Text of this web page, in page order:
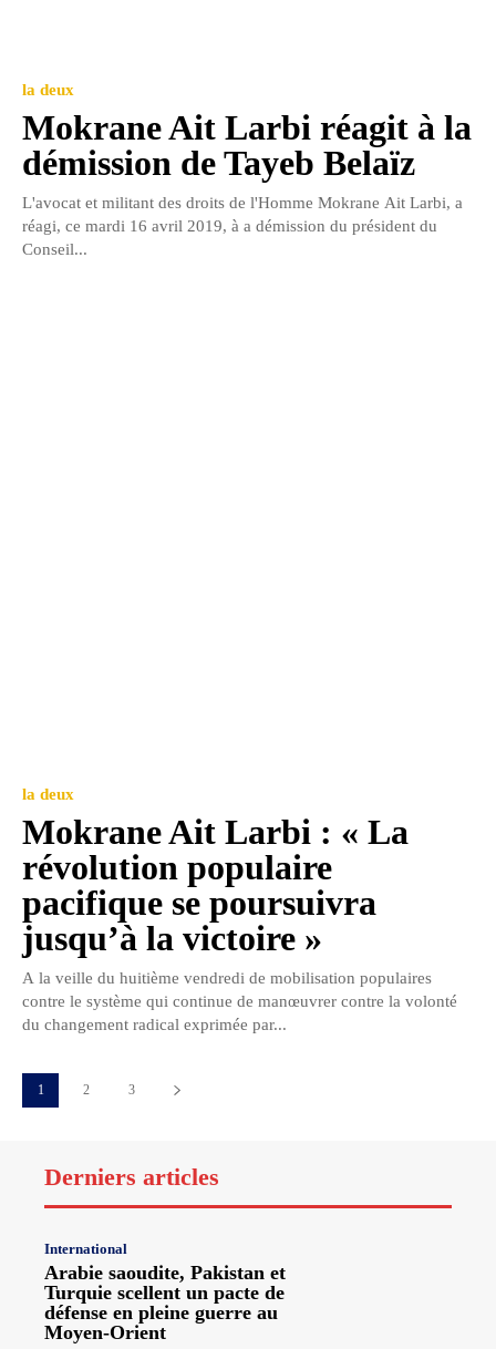
la deux
Mokrane Ait Larbi réagit à la
démission de Tayeb Belaïz
L'avocat et militant des droits de l'Homme Mokrane Ait Larbi, a
réagi, ce mardi 16 avril 2019, à a démission du président du
Conseil...
la deux
Mokrane Ait Larbi : « La
révolution populaire
pacifique se poursuivra
jusqu’à la victoire »
A la veille du huitième vendredi de mobilisation populaires
contre le système qui continue de manœuvrer contre la volonté
du changement radical exprimée par...
1 2 3
Derniers articles
International
Arabie saoudite, Pakistan et
Turquie scellent un pacte de
défense en pleine guerre au
Moyen-Orient